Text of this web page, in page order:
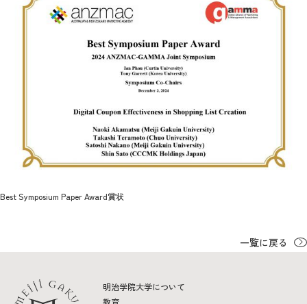
MGグッズ オンラインショップ
アクセス
キャンパス
入試情報
Best Symposium Paper Award賞状
一覧に戻る
明治学院大学について
教育